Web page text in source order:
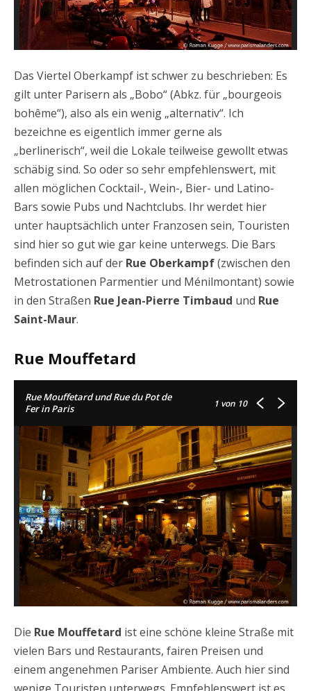
Das Viertel Oberkampf ist schwer zu beschrieben: Es
gilt unter Parisern als „Bobo“ (Abkz. für „bourgeois
bohême“), also als ein wenig „alternativ“. Ich
bezeichne es eigentlich immer gerne als
„berlinerisch“, weil die Lokale teilweise gewollt etwas
schäbig sind. So oder so sehr empfehlenswert, mit
allen möglichen Cocktail-, Wein-, Bier- und Latino-
Bars sowie Pubs und Nachtclubs. Ihr werdet hier
unter hauptsächlich unter Franzosen sein, Touristen
sind hier so gut wie gar keine unterwegs. Die Bars
befinden sich auf der Rue Oberkampf(zwischen den
Metrostationen Parmentier und Ménilmontant) sowie
in den Straßen Rue Jean-Pierre Timbaud und Rue
Saint-Maur.
Rue Mouffetard
Rue Mouffetard und Rue du Pot de
Fer in Paris
1 von 10
Die Rue Mouffetard ist eine schöne kleine Straße mit
vielen Bars und Restaurants, fairen Preisen und
einem angenehmen Pariser Ambiente. Auch hier sind